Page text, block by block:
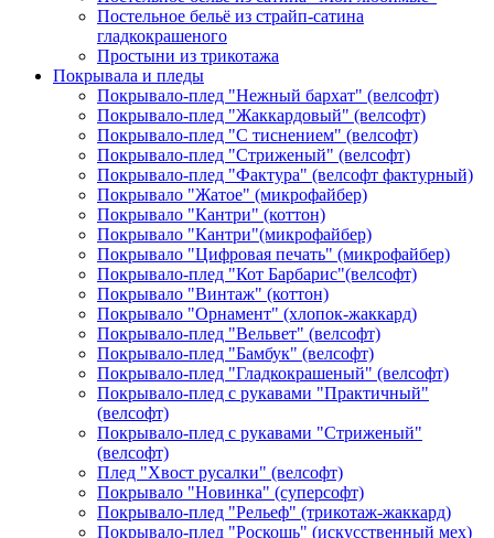
Постельное бельё из страйп-сатина
гладкокрашеного
Простыни из трикотажа
Покрывала и пледы
Покрывало-плед "Нежный бархат" (велсофт)
Покрывало-плед "Жаккардовый" (велсофт)
Покрывало-плед "С тиснением" (велсофт)
Покрывало-плед "Стриженый" (велсофт)
Покрывало-плед "Фактура" (велсофт фактурный)
Покрывало "Жатое" (микрофайбер)
Покрывало "Кантри" (коттон)
Покрывало "Кантри"(микрофайбер)
Покрывало "Цифровая печать" (микрофайбер)
Покрывало-плед "Кот Барбарис"(велсофт)
Покрывало "Винтаж" (коттон)
Покрывало "Орнамент" (хлопок-жаккард)
Покрывало-плед "Вельвет" (велсофт)
Покрывало-плед "Бамбук" (велсофт)
Покрывало-плед "Гладкокрашеный" (велсофт)
Покрывало-плед с рукавами "Практичный"
(велсофт)
Покрывало-плед с рукавами "Стриженый"
(велсофт)
Плед "Хвост русалки" (велсофт)
Покрывало "Новинка" (суперсофт)
Покрывало-плед "Рельеф" (трикотаж-жаккард)
Покрывало-плед "Роскошь" (искусственный мех)